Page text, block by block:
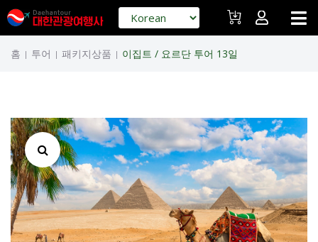
홈 | 투어 | 패키지상품 | 이집트 / 요르단 투어 13일